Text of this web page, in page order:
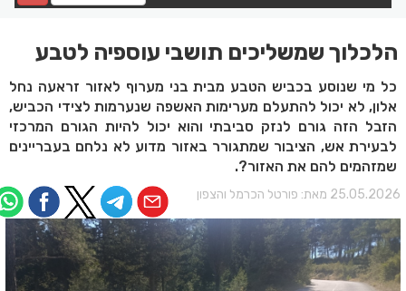
הלכלוך שמשליכים תושבי עוספיה לטבע
כל מי שנוסע בכביש הטבע מבית בני מערוף לאזור זראעה נחל
אלון, לא יכול להתעלם מערימות האשפה שנערמות לצידי הכביש,
הזבל הזה גורם לנזק סביבתי והוא יכול להיות הגורם המרכזי
לבעירת אש, הציבור שמתגורר באזור מדוע לא נלחם בעבריינים
שמזהמים להם את האזור?.
מאת: פורטל הכרמל והצפון